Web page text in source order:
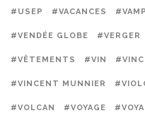
#USEP #VACANCES
#VENDÉE GLOBE #VERGER
#VÊTEMENTS #VIN
#VINCENT MUNNIER
#VOLCAN #VOYAGE